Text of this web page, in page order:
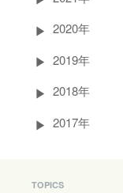
2020年
2019年
2018年
2017年
TOPICS